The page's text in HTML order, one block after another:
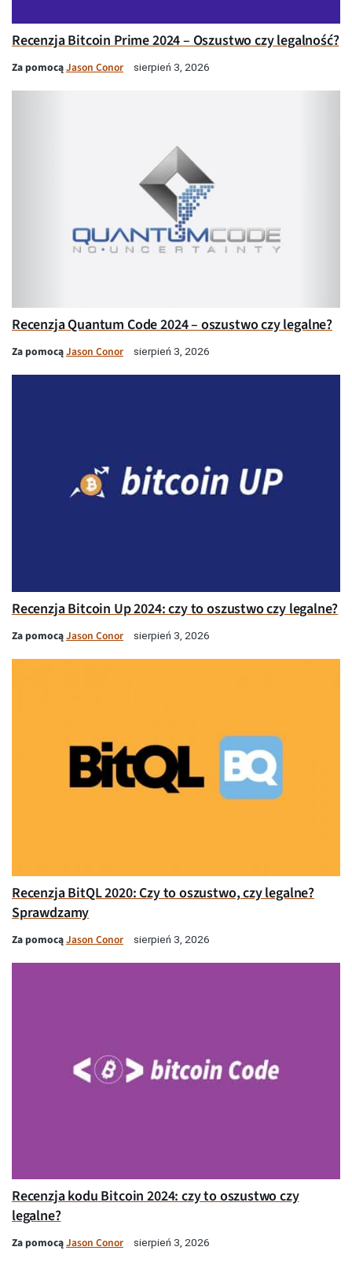
Recenzja Bitcoin Prime 2024 – Oszustwo czy legalność?
Za pomocąJason Conor sierpień 3, 2026
Recenzja Quantum Code 2024 – oszustwo czy legalne?
Za pomocąJason Conor sierpień 3, 2026
Recenzja Bitcoin Up 2024: czy to oszustwo czy legalne?
Za pomocąJason Conor sierpień 3, 2026
Recenzja BitQL 2020: Czy to oszustwo, czy legalne?
Sprawdzamy
Za pomocąJason Conor sierpień 3, 2026
Recenzja kodu Bitcoin 2024: czy to oszustwo czy
legalne?
Za pomocąJason Conor sierpień 3, 2026